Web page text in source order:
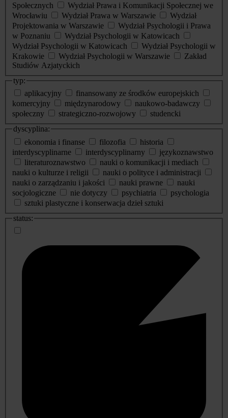
Społecznych
Wydział Prawa i Komunikacji Społecznej we
Wrocławiu
Wydział Prawa w Warszawie
Wydział
Projektowania w Warszawie
Wydział Psychologii i Prawa
w Poznaniu
Wydział Psychologii w Katowicach
Wydział Psychologii w Katowicach
Wydział Psychologii w
Krakowie
Wydział Psychologii w Warszawie
Zakład
Studiów Azjatyckich
typ:
aplikacyjny
finansowany ze środków europejskich
komercyjny
międzynarodowy
naukowo-badawczy
społeczny
strategiczno-rozwojowy
studencki
dyscyplina:
ekonomia i finanse
filozofia
historia
interdyscyplinarne
interdyscyplinarny
językoznawstwo
literaturoznawstwo
nauki o komunikacji i mediach
nauki o kulturze i religii
nauki o polityce i administracji
nauki o zarządzaniu i jakości
nauki prawne
nauki
socjologiczne
nie dotyczy psychiatria
psychologia
sztuki plastyczne i konserwacja dzieł sztuki
status: